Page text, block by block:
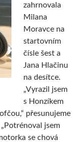
zahrnovala
Milana
Moravce na
startovním
čísle šest a
Jana Hlačinu
na desítce.
„Vyrazil jsem
s Honzíkem
přesunujeme
jsem
se chová